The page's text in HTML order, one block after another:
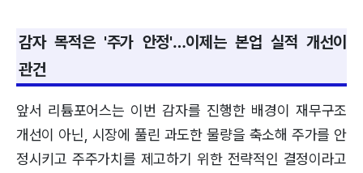
감자 목적은 '주가 안정'…이제는 본업 실적 개선이
관건
앞서 리튬포어스는 이번 감자를 진행한 배경이 재무구조
개선이 아닌, 시장에 풀린 과도한 물량을 축소해 주가를 안
정시키고 주주가치를 제고하기 위한 전략적인 결정이라고